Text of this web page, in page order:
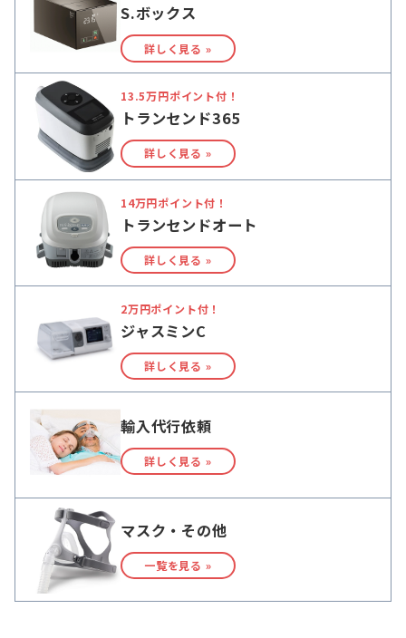
S.ボックス
詳しく見る »
13.5万円ポイント付！
トランセンド365
詳しく見る »
14万円ポイント付！
トランセンドオート
詳しく見る »
2万円ポイント付！
ジャスミンC
詳しく見る »
輸入代行依頼
詳しく見る »
マスク・その他
一覧を見る »